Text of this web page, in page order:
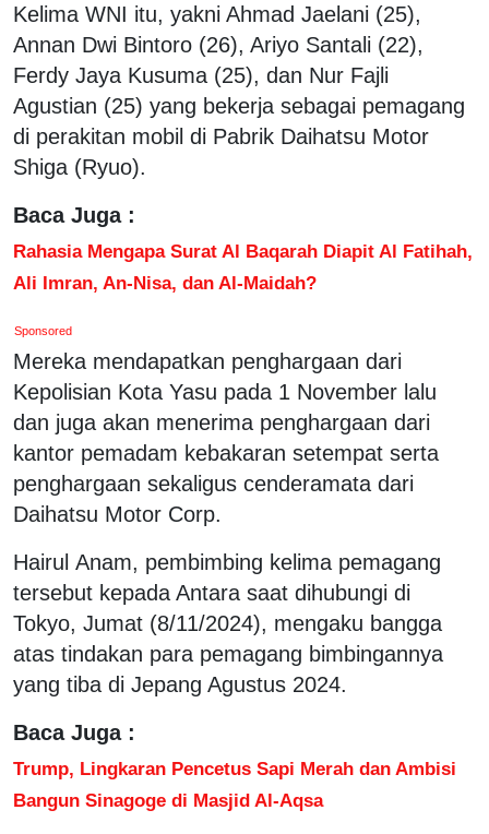
Kelima WNI itu, yakni Ahmad Jaelani (25),
Annan Dwi Bintoro (26), Ariyo Santali (22),
Ferdy Jaya Kusuma (25), dan Nur Fajli
Agustian (25) yang bekerja sebagai pemagang
di perakitan mobil di Pabrik Daihatsu Motor
Shiga (Ryuo).
Baca Juga :
Rahasia Mengapa Surat Al Baqarah Diapit Al Fatihah,
Ali Imran, An-Nisa, dan Al-Maidah?
Sponsored
Mereka mendapatkan penghargaan dari
Kepolisian Kota Yasu pada 1 November lalu
dan juga akan menerima penghargaan dari
kantor pemadam kebakaran setempat serta
penghargaan sekaligus cenderamata dari
Daihatsu Motor Corp.
Hairul Anam, pembimbing kelima pemagang
tersebut kepada Antara saat dihubungi di
Tokyo, Jumat (8/11/2024), mengaku bangga
atas tindakan para pemagang bimbingannya
yang tiba di Jepang Agustus 2024.
Baca Juga :
Trump, Lingkaran Pencetus Sapi Merah dan Ambisi
Bangun Sinagoge di Masjid Al-Aqsa